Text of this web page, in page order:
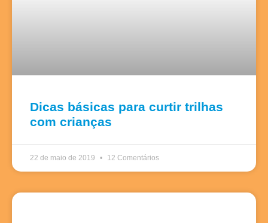
Dicas básicas para curtir trilhas
com crianças
22 de maio de 2019 12 Comentários